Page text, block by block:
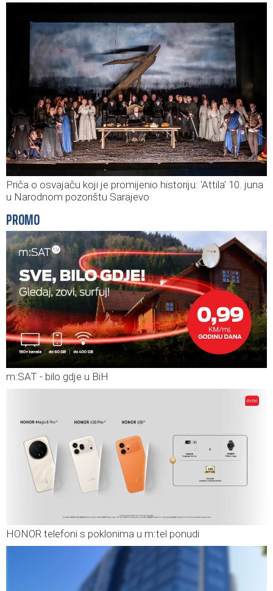
Priča o osvajaču koji je promijenio historiju: 'Attila' 10. juna
u Narodnom pozorištu Sarajevo
PROMO
m:SAT - bilo gdje u BiH
HONOR telefoni s poklonima u m:tel ponudi